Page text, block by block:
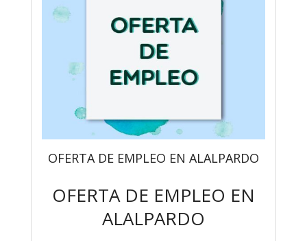
OFERTA DE EMPLEO EN ALALPARDO
OFERTA DE EMPLEO EN
ALALPARDO